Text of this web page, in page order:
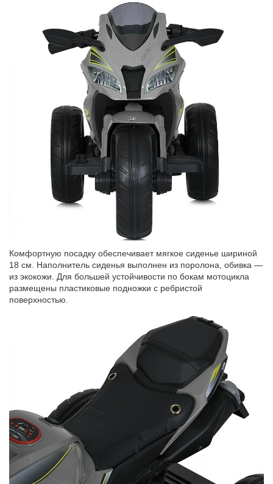
Комфортную посадку обеспечивает мягкое сиденье шириной
18 см. Наполнитель сиденья выполнен из поролона, обивка —
из экокожи. Для большей устойчивости по бокам мотоцикла
размещены пластиковые подножки с ребристой
поверхностью.